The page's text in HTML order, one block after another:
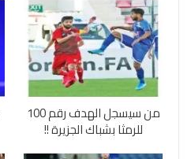
من سيسجل الهدف رقم 100
للرمثا بشباك الجزيرة !!